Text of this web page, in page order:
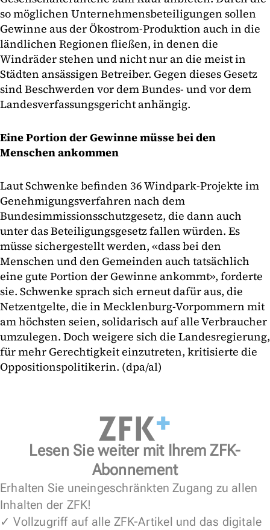
so möglichen Unternehmensbeteiligungen sollen
Gewinne aus der Ökostrom-Produktion auch in die
ländlichen Regionen fließen, in denen die
Windräder stehen und nicht nur an die meist in
Städten ansässigen Betreiber. Gegen dieses Gesetz
sind Beschwerden vor dem Bundes- und vor dem
Landesverfassungsgericht anhängig.
Eine Portion der Gewinne müsse bei den
Menschen ankommen
Laut Schwenke befinden 36 Windpark-Projekte im
Genehmigungsverfahren nach dem
Bundesimmissionsschutzgesetz, die dann auch
unter das Beteiligungsgesetz fallen würden. Es
müsse sichergestellt werden, «dass bei den
Menschen und den Gemeinden auch tatsächlich
eine gute Portion der Gewinne ankommt», forderte
sie. Schwenke sprach sich erneut dafür aus, die
Netzentgelte, die in Mecklenburg-Vorpommern mit
am höchsten seien, solidarisch auf alle Verbraucher
umzulegen. Doch weigere sich die Landesregierung,
für mehr Gerechtigkeit einzutreten, kritisierte die
Oppositionspolitikerin. (dpa/al)
Lesen Sie weiter mit Ihrem ZFK-
Abonnement
Erhalten Sie uneingeschränkten Zugang zu allen
Inhalten der ZFK!
✓ Vollzugriff auf alle ZFK-Artikel und das digitale